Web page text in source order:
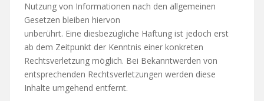
Nutzung von Informationen nach den allgemeinen
Gesetzen bleiben hiervon
unberührt. Eine diesbezügliche Haftung ist jedoch erst
ab dem Zeitpunkt der Kenntnis einer konkreten
Rechtsverletzung möglich. Bei Bekanntwerden von
entsprechenden Rechtsverletzungen werden diese
Inhalte umgehend entfernt.